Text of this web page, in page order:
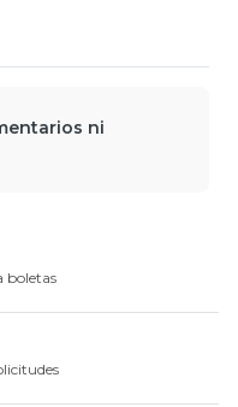
ni
boletas